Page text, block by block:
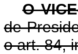
O
de
o art. 84,